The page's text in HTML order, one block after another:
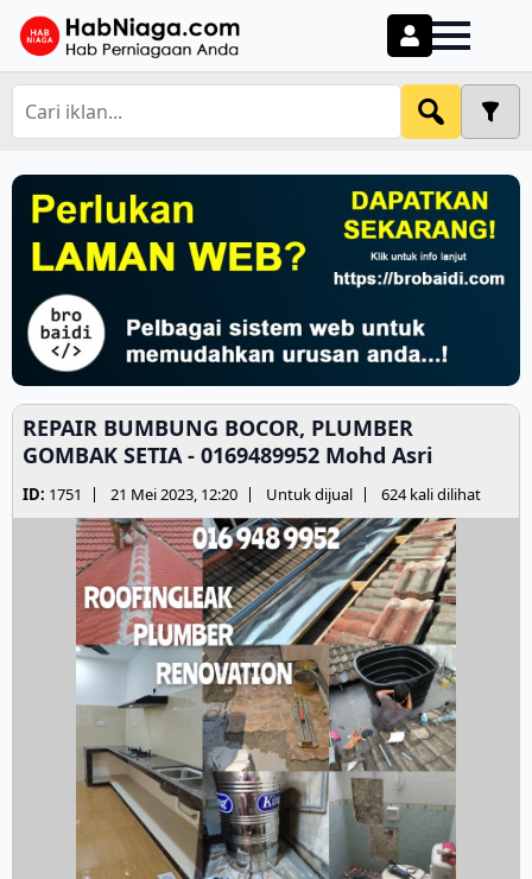
REPAIR BUMBUNG BOCOR, PLUMBER
GOMBAK SETIA - 0169489952 Mohd Asri
ID: 1751 21 Mei 2023, 12:20 Untuk dijual 624 kali dilihat